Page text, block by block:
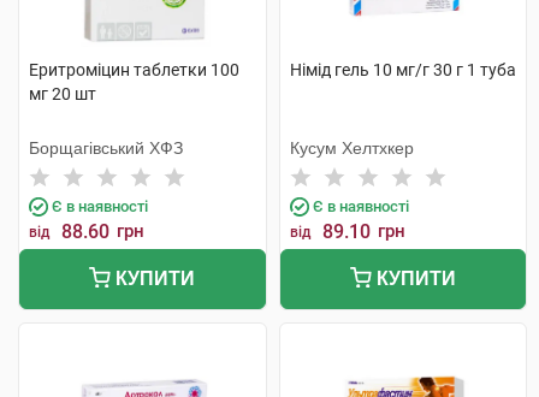
Еритроміцин таблетки 100
мг 20 шт
Борщагівський ХФЗ
Є в наявності
від 88.60 грн
КУПИТИ
Німід гель 10 мг/г 30 г 1 туба
Кусум Хелтхкер
Є в наявності
від 89.10 грн
КУПИТИ